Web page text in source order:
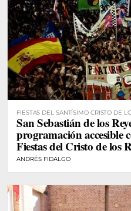
FIESTAS DEL SANTÍSIMO CRISTO DE
San Sebastián de los
programación accesible
Fiestas del Cristo de los
ANDRÉS FIDALGO